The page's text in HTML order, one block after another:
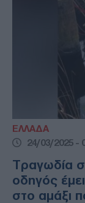
ΕΛΛΑΔΑ
24/03/2025 -
Tραγωδία
οδηγός
στο αμάξι